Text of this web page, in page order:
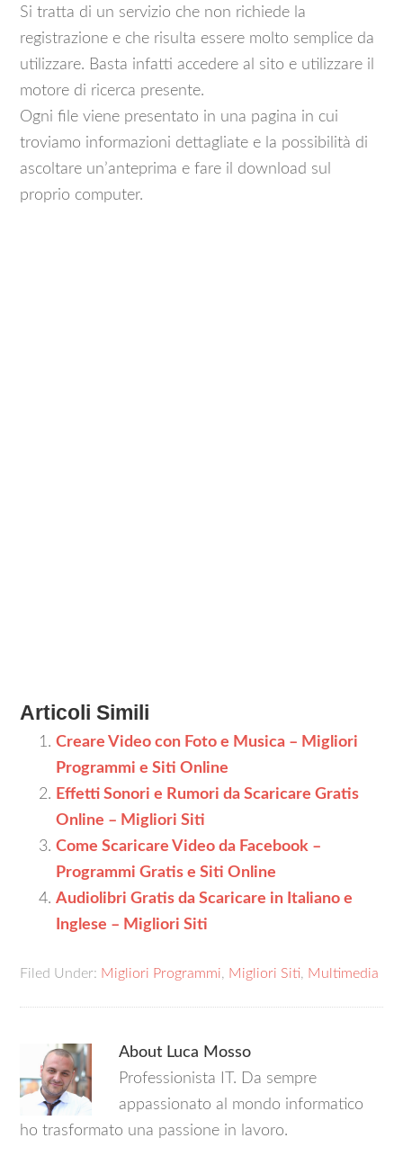
Si tratta di un servizio che non richiede la
registrazione e che risulta essere molto semplice da
utilizzare. Basta infatti accedere al sito e utilizzare il
motore di ricerca presente.
Ogni file viene presentato in una pagina in cui
troviamo informazioni dettagliate e la possibilità di
ascoltare un’anteprima e fare il download sul
proprio computer.
Articoli Simili
Creare Video con Foto e Musica – Migliori
Programmi e Siti Online
Effetti Sonori e Rumori da Scaricare Gratis
Online – Migliori Siti
Come Scaricare Video da Facebook –
Programmi Gratis e Siti Online
Audiolibri Gratis da Scaricare in Italiano e
Inglese – Migliori Siti
Filed Under: Migliori Programmi Migliori Siti Multimedia
About Luca Mosso
Professionista IT. Da sempre
appassionato al mondo informatico
ho trasformato una passione in lavoro.